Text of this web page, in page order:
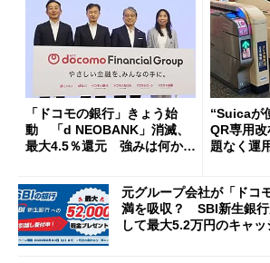
「ドコモの銀行」きょう始
動 「d NEOBANK」消滅、
最大4.5％還元 強みは何か解
“Suicaが
QR専用
題なく運
元グループ会社が「ドコ
満を吸収？ SBI新生銀行
して最大5.2万円のキャ